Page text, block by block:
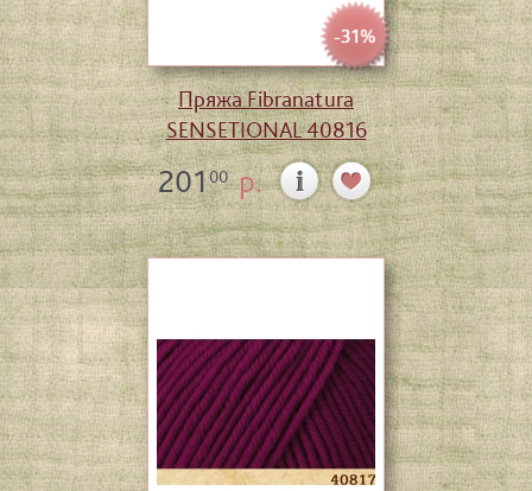
-31%
Пряжа Fibranatura
SENSETIONAL 40816
20100р.